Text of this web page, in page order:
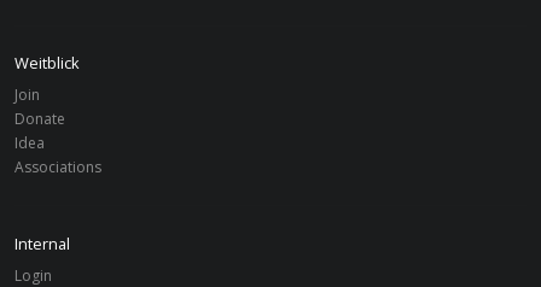
Weitblick
Join
Donate
Idea
Associations
Internal
Login